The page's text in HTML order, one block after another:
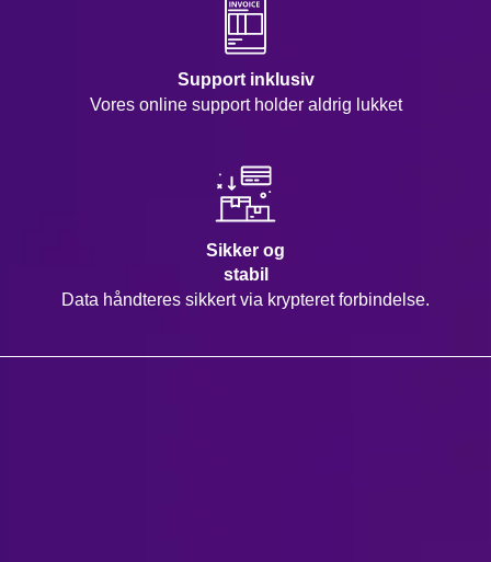
Support inklusiv
Vores online support holder aldrig lukket
Sikker og
stabil
Data håndteres sikkert via krypteret forbindelse.